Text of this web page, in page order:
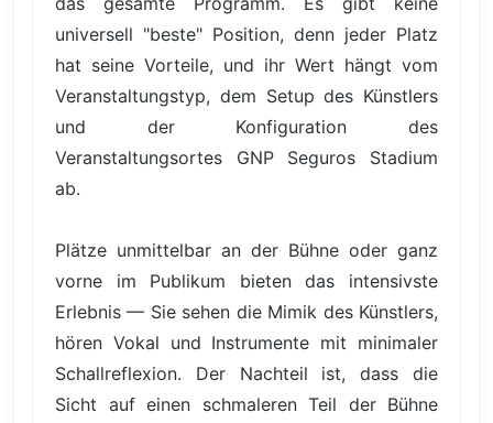
universell "beste" Position, denn jeder Platz
hat seine Vorteile, und ihr Wert hängt vom
Veranstaltungstyp, dem Setup des Künstlers
und der Konfiguration des
Veranstaltungsortes GNP Seguros Stadium
ab.
Plätze unmittelbar an der Bühne oder ganz
vorne im Publikum bieten das intensivste
Erlebnis — Sie sehen die Mimik des Künstlers,
hören Vokal und Instrumente mit minimaler
Schallreflexion. Der Nachteil ist, dass die
Sicht auf einen schmaleren Teil der Bühne